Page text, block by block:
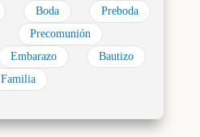
Boda
Preboda
Precomunión
Embarazo
Bautizo
Familia